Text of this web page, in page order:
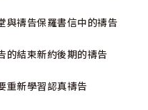
與禱告保羅書信中的禱告
的結束新約後期的禱告
重新學習認真禱告